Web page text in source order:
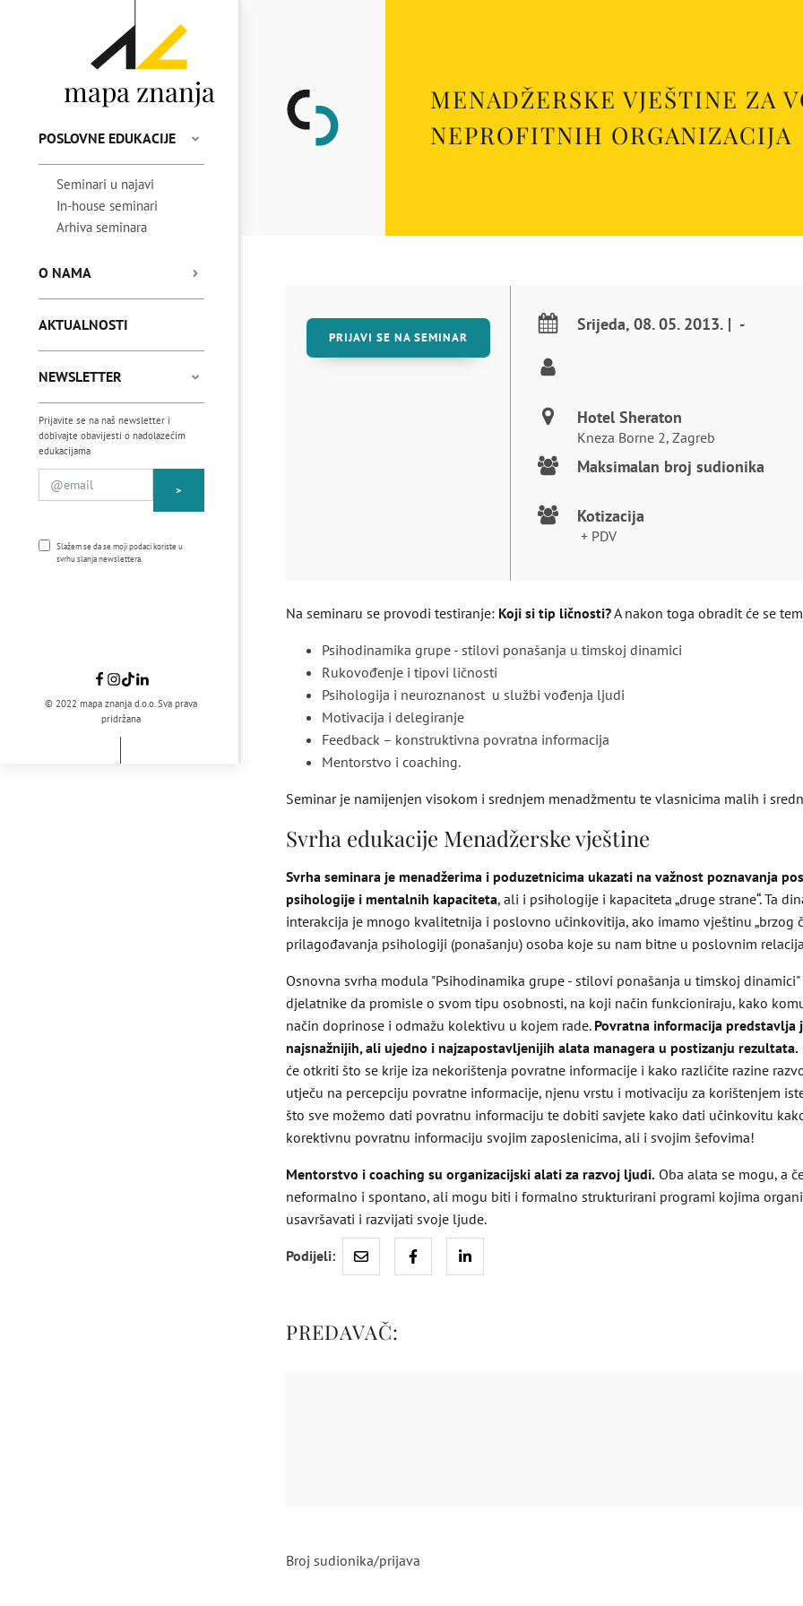
mapa znanja
POSLOVNE EDUKACIJE
Seminari u najavi
In-house seminari
Arhiva seminara
O NAMA
AKTUALNOSTI
NEWSLETTER
Prijavite se na naš newsletter i
dobivajte obavijesti o nadolazećim
edukacijama
>
Slažem se da se moji podaci koriste u
svrhu slanja newslettera.
© 2022 mapa znanja d.o.o. Sva prava
pridržana
MENADŽERSKE VJEŠTINE ZA
NEPROFITNIH ORGANIZACIJA
PRIJAVI SE NA SEMINAR
Srijeda,08. 05. 2013. | -
Hotel Sheraton
Kneza Borne 2, Zagreb
Maksimalan broj sudionika
Kotizacija
+ PDV
Na seminaru se provodi testiranje: Koji si tip ličnosti?A nakon toga obradit će se
Psihodinamika grupe - stilovi ponašanja u timskoj dinamici
Rukovođenje i tipovi ličnosti
Psihologija i neuroznanost u službi vođenja ljudi
Motivacija i delegiranje
Feedback – konstruktivna povratna informacija
Mentorstvo i coaching.
Seminar je namijenjen visokom i srednjem menadžmentu te vlasnicima malih i
Svrha edukacije Menadžerske vještine
Svrha seminara je menadžerima i poduzetnicima ukazati na važnost poznavanja
psihologije i mentalnih kapaciteta, ali i psihologije i kapaciteta „druge strane“. Ta
interakcija je mnogo kvalitetnija i poslovno učinkovitija, ako imamo vještinu „brzog
prilagođavanja psihologiji (ponašanju) osoba koje su nam bitne u poslovnim
Osnovna svrha modula "Psihodinamika grupe - stilovi ponašanja u timskoj
djelatnike da promisle o svom tipu osobnosti, na koji način funkcioniraju, kako
način doprinose i odmažu kolektivu u kojem rade. Povratna informacija predstavlja
najsnažnijih, ali ujedno i najzapostavljenijih alata managera u postizanju rezultata.
će otkriti što se krije iza nekorištenja povratne informacije i kako različite razine
utječu na percepciju povratne informacije, njenu vrstu i motivaciju za korištenjem
što sve možemo dati povratnu informaciju te dobiti savjete kako dati učinkovitu
korektivnu povratnu informaciju svojim zaposlenicima, ali i svojim šefovima!
Mentorstvo i coaching su organizacijski alati za razvoj ljudi.Oba alata se mogu, a
neformalno i spontano, ali mogu biti i formalno strukturirani programi kojima
usavršavati i razvijati svoje ljude.
Podijeli:
PREDAVAČ:
Broj sudionika/prijava